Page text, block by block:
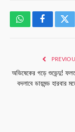
WhatsAppFacebook
অভিষেকের গড়ে শুভেন্দু!
বদলাবে ডায়মন্ড হারবার